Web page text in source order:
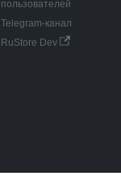
пользователей
Telegram-канал
RuStore Dev